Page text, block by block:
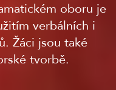
oboru je
verbálních i
Žáci jsou také
tvorbě.